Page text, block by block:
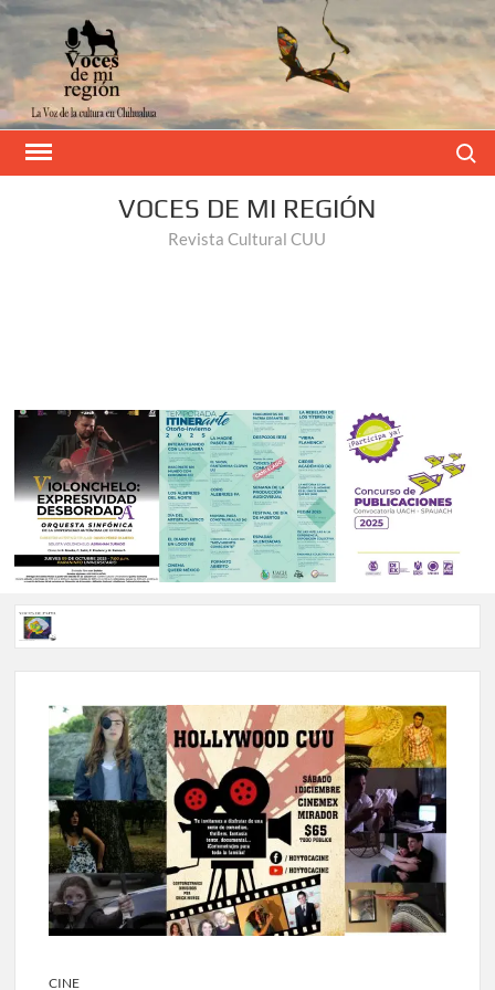
VOCES DE MI REGIÓN
Revista Cultural CUU
Voces de Papel Parral, edición especial Coyame del Sotol
Voces de papel Parral edición Carlos Montemayor #35
A 18 años de su partida, Teatro Bárbaro rinde homenaje a
Víctor Hugo Rascón Banda con Voces en el umbral
Invitan a participar en “Convocatoria UACH-SPAUACH
2026” para publicar textos académicos con sello editorial.
CINE